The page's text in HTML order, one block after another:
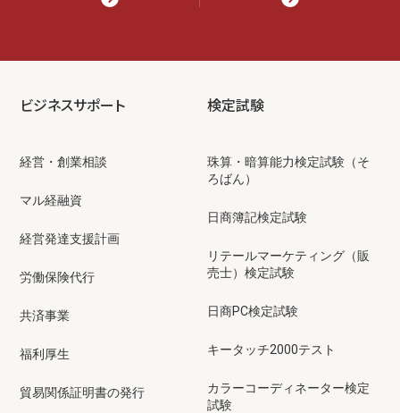
ビジネスサポート
経営・創業相談
マル経融資
経営発達支援計画
労働保険代行
共済事業
福利厚生
貿易関係証明書の発行
検定試験
珠算・暗算能力検定試験（そ
ろばん）
日商簿記検定試験
リテールマーケティング（販
売士）検定試験
日商PC検定試験
キータッチ2000テスト
カラーコーディネーター検定
試験